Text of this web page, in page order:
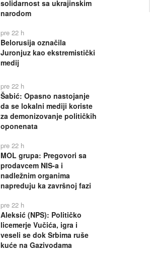
solidarnost sa ukrajinskim
narodom
pre 22 h
Belorusija označila
Juronjuz kao ekstremistički
medij
pre 22 h
Šabić: Opasno nastojanje
da se lokalni mediji koriste
za demonizovanje političkih
oponenata
pre 22 h
MOL grupa: Pregovori sa
prodavcem NIS-a i
nadležnim organima
napreduju ka završnoj fazi
pre 22 h
Aleksić (NPS): Političko
licemerje Vučića, igra i
veseli se dok Srbima ruše
kuće na Gazivodama